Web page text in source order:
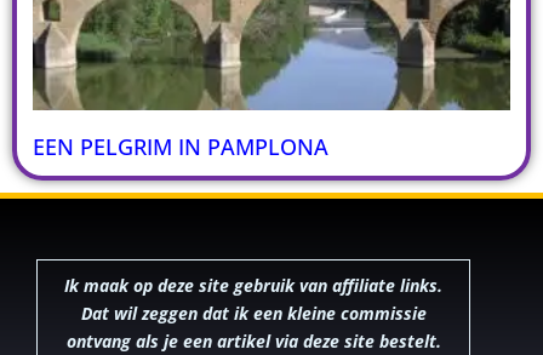
EEN PELGRIM IN PAMPLONA
Ik maak op deze site gebruik van affiliate links.
Dat wil zeggen dat ik een kleine commissie
ontvang als je een artikel via deze site bestelt.